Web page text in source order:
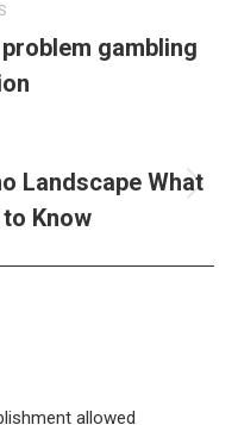
gambling
Landscape What
Know
allowed